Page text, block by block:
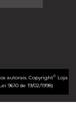
autorais. Copyright©Loja
9610 de 19/02/1998)